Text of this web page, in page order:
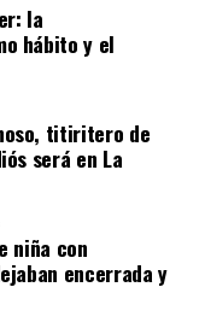
a los lugares
, y “Piedras en verde
de San
la
hábito y el
titiritero de
será en La
niña con
encerrada y